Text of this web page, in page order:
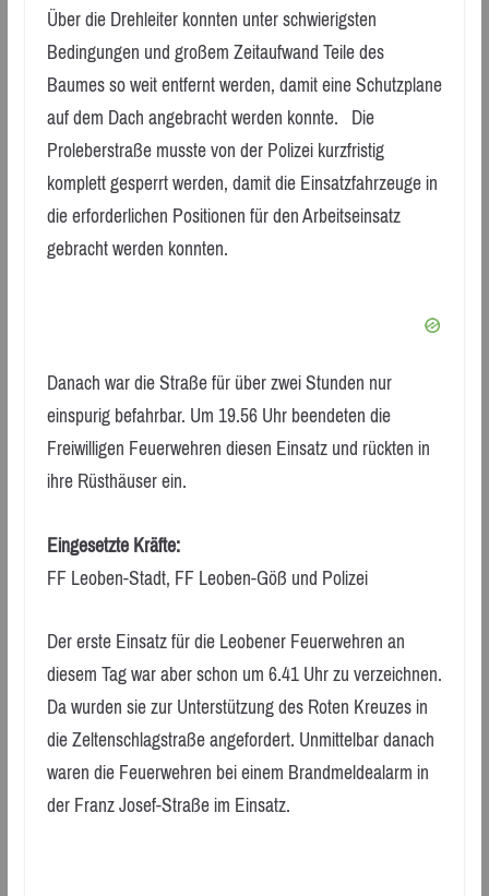
Über die Drehleiter konnten unter schwierigsten
Bedingungen und großem Zeitaufwand Teile des
Baumes so weit entfernt werden, damit eine Schutzplane
auf dem Dach angebracht werden konnte. Die
Proleberstraße musste von der Polizei kurzfristig
komplett gesperrt werden, damit die Einsatzfahrzeuge in
die erforderlichen Positionen für den Arbeitseinsatz
gebracht werden konnten.
Danach war die Straße für über zwei Stunden nur
einspurig befahrbar. Um 19.56 Uhr beendeten die
Freiwilligen Feuerwehren diesen Einsatz und rückten in
ihre Rüsthäuser ein.
Eingesetzte Kräfte:
FF Leoben-Stadt, FF Leoben-Göß und Polizei
Der erste Einsatz für die Leobener Feuerwehren an
diesem Tag war aber schon um 6.41 Uhr zu verzeichnen.
Da wurden sie zur Unterstützung des Roten Kreuzes in
die Zeltenschlagstraße angefordert. Unmittelbar danach
waren die Feuerwehren bei einem Brandmeldealarm in
der Franz Josef-Straße im Einsatz.